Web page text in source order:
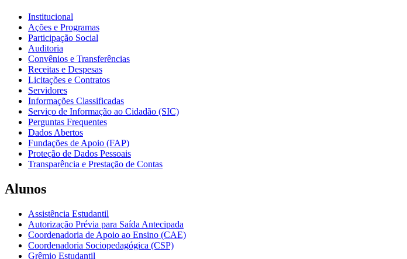
Institucional
Ações e Programas
Participação Social
Auditoria
Convênios e Transferências
Receitas e Despesas
Licitações e Contratos
Servidores
Informações Classificadas
Serviço de Informação ao Cidadão (SIC)
Perguntas Frequentes
Dados Abertos
Fundações de Apoio (FAP)
Proteção de Dados Pessoais
Transparência e Prestação de Contas
Alunos
Assistência Estudantil
Autorização Prévia para Saída Antecipada
Coordenadoria de Apoio ao Ensino (CAE)
Coordenadoria Sociopedagógica (CSP)
Grêmio Estudantil